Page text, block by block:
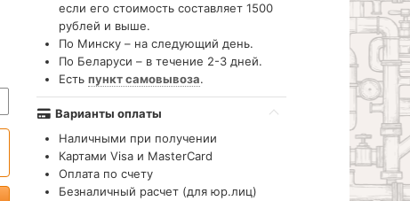
если его стоимость составляет 1500
рублей и выше.
По Минску – на следующий день.
По Беларуси – в течение 2-3 дней.
Есть пункт самовывоза.
Варианты оплаты
Наличными при получении
Картами Visa и MasterCard
Оплата по счету
Безналичный расчет (для юр.лиц)